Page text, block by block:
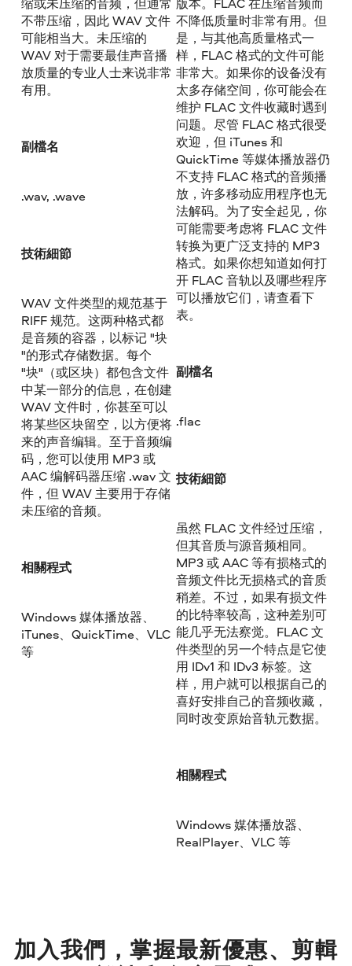
不带压缩，因此 WAV 文件
可能相当大。未压缩的
WAV 对于需要最佳声音播
放质量的专业人士来说非常
有用。
副檔名
.wav, .wave
技術細節
WAV 文件类型的规范基于
RIFF 规范。这两种格式都
是音频的容器，以标记 "块
"的形式存储数据。每个
"块"（或区块）都包含文件
中某一部分的信息，在创建
WAV 文件时，你甚至可以
将某些区块留空，以方便将
来的声音编辑。至于音频编
码，您可以使用 MP3 或
AAC 编解码器压缩 .wav 文
件，但 WAV 主要用于存储
未压缩的音频。
相關程式
Windows 媒体播放器、
iTunes、QuickTime、VLC
等
不降低质量时非常有用。但
是，与其他高质量格式一
样，FLAC 格式的文件可能
非常大。如果你的设备没有
太多存储空间，你可能会在
维护 FLAC 文件收藏时遇到
问题。尽管 FLAC 格式很受
欢迎，但 iTunes 和
QuickTime 等媒体播放器仍
不支持 FLAC 格式的音频播
放，许多移动应用程序也无
法解码。为了安全起见，你
可能需要考虑将 FLAC 文件
转换为更广泛支持的 MP3
格式。如果你想知道如何打
开 FLAC 音轨以及哪些程序
可以播放它们，请查看下
表。
副檔名
.flac
技術細節
虽然 FLAC 文件经过压缩，
但其音质与源音频相同。
MP3 或 AAC 等有损格式的
音频文件比无损格式的音质
稍差。不过，如果有损文件
的比特率较高，这种差别可
能几乎无法察觉。FLAC 文
件类型的另一个特点是它使
用 IDv1 和 IDv3 标签。这
样，用户就可以根据自己的
喜好安排自己的音频收藏，
同时改变原始音轨元数据。
相關程式
Windows 媒体播放器、
RealPlayer、VLC 等
加入我們，掌握最新優惠、剪輯